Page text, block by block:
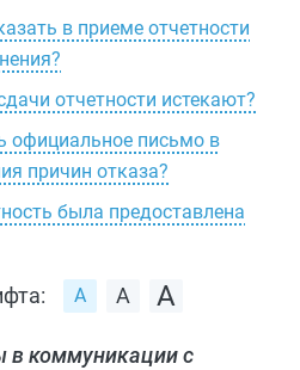
в приеме отчетности
отчетности истекают?
официальное письмо в
причин отказа?
была предоставлена
коммуникации с